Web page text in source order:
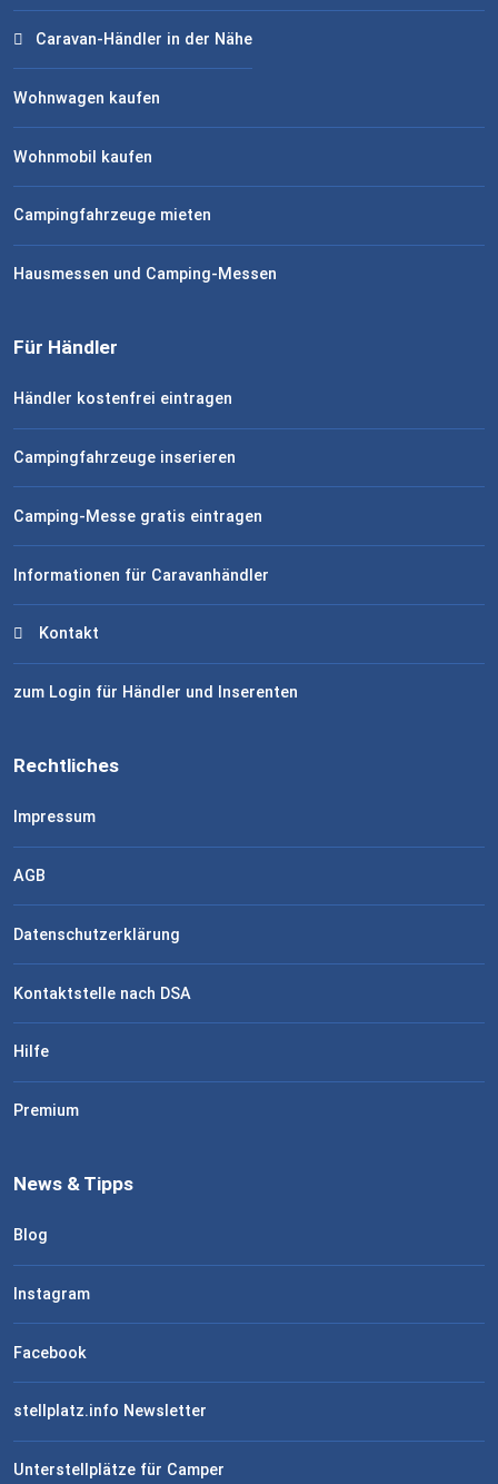
Caravan-Händler in der Nähe
Wohnwagen kaufen
Wohnmobil kaufen
Campingfahrzeuge mieten
Hausmessen und Camping-Messen
Für Händler
Händler kostenfrei eintragen
Campingfahrzeuge inserieren
Camping-Messe gratis eintragen
Informationen für Caravanhändler
Kontakt
zum Login für Händler und Inserenten
Rechtliches
Impressum
AGB
Datenschutzerklärung
Kontaktstelle nach DSA
Hilfe
Premium
News & Tipps
Blog
Instagram
Facebook
stellplatz.info Newsletter
Unterstellplätze für Camper